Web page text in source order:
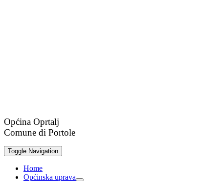
Općina Oprtalj
Comune di Portole
Toggle Navigation
Home
Općinska uprava